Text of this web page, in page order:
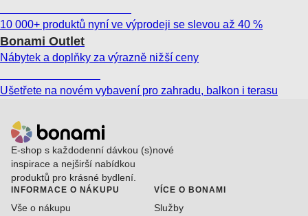
10 000+ produktů nyní ve výprodeji se slevou až 40 %
Bonami Outlet
Nábytek a doplňky za výrazně nižší ceny
Ušetřete na novém vybavení pro zahradu, balkon i terasu
E-shop s každodenní dávkou (s)nové
inspirace a nejširší nabídkou
produktů pro krásné bydlení.
INFORMACE O NÁKUPU
Vše o nákupu
VÍCE O BONAMI
Služby